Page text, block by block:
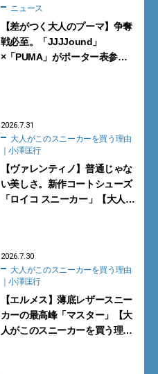
ニュース
【差がつく大人のプーマ】争奪
戦必至。「JJJJound」
×「PUMA」がポーター表参道
2026.7.31
｜小澤匡行
【ヴァレンティノ】普通じゃな
い美しさ。新作コートシューズ
「ロイコ スニーカー」【大人が
2026.7.30
｜小澤匡行
【エルメス】薄底レザースニー
カーの最高峰「マスター」【大
人がこのスニーカーを買う理由